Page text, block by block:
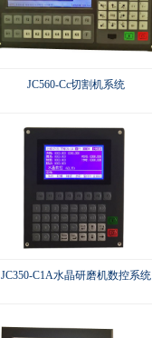
JC560-Cc切割机系统
JC350-C1A水晶研磨机数控系统